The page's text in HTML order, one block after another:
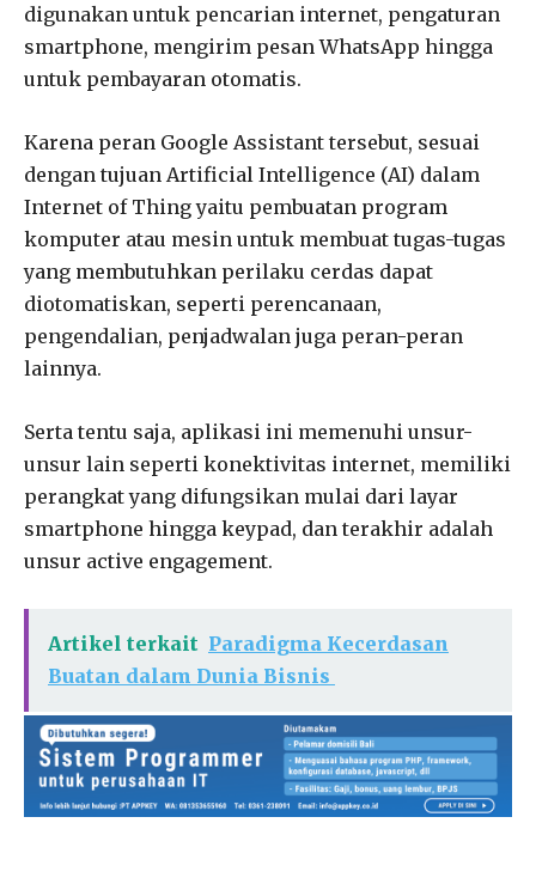
digunakan untuk pencarian internet, pengaturan
smartphone, mengirim pesan WhatsApp hingga
untuk pembayaran otomatis.
Karena peran Google Assistant tersebut, sesuai
dengan tujuan Artificial Intelligence (AI) dalam
Internet of Thing yaitu pembuatan program
komputer atau mesin untuk membuat tugas-tugas
yang membutuhkan perilaku cerdas dapat
diotomatiskan, seperti perencanaan,
pengendalian, penjadwalan juga peran-peran
lainnya.
Serta tentu saja, aplikasi ini memenuhi unsur-
unsur lain seperti konektivitas internet, memiliki
perangkat yang difungsikan mulai dari layar
smartphone hingga keypad, dan terakhir adalah
unsur active engagement.
Artikel terkait Paradigma Kecerdasan
Buatan dalam Dunia Bisnis